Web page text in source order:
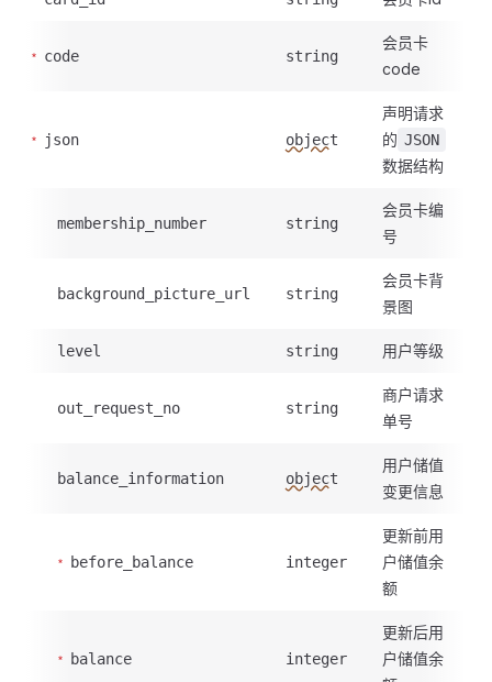
code string
会员卡
code
json object
声明请求
的 JSON
数据结构
membership_number string
会员卡编
号
background_picture_url string
会员卡背
景图
level string 用户等级
out_request_no string
商户请求
单号
balance_information object
用户储值
变更信息
before_balance integer
更新前用
户储值余
额
balance integer
更新后用
户储值余